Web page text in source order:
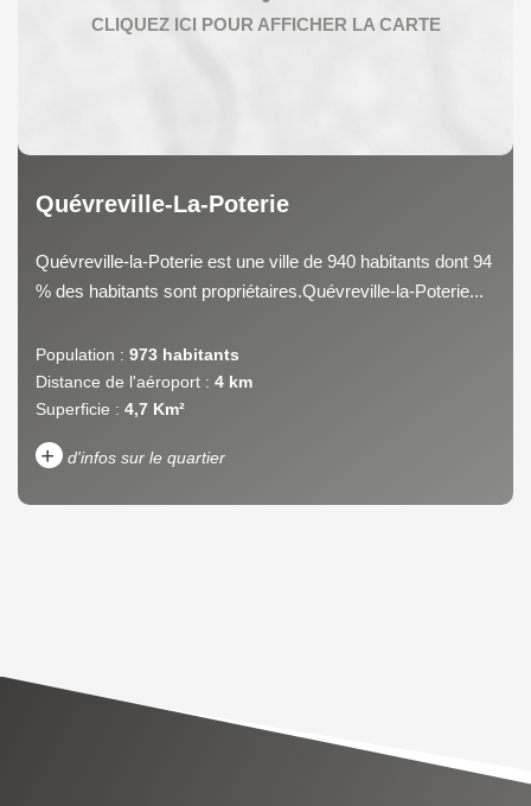
Quévreville-La-Poterie
Quévreville-la-Poterie est une ville de 940 habitants dont 94
% des habitants sont propriétaires.Quévreville-la-Poterie...
Population : 973 habitants
Distance de l'aéroport : 4 km
Superficie : 4,7 Km²
+ d'infos sur le quartier
TAUX DE PROPRIÉTAIRES
PART DES MÉNAGES SANS